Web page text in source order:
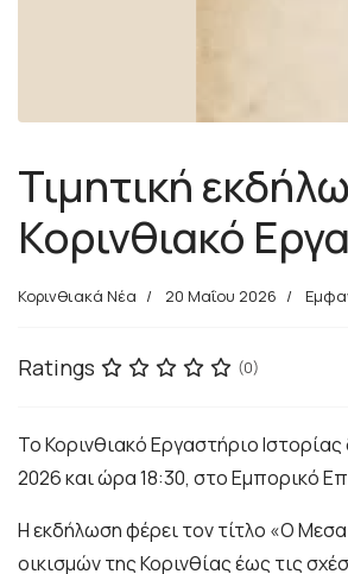
Τιμητική
Κορινθιακό
Κορινθιακά Νέα 20 Μαΐου 2026
Ratings (0)
Το Κορινθιακό Εργαστήριο
2026 και ώρα 18:30, στο Εμπορικό
Η εκδήλωση φέρει τον τίτλο «Ο
οικισμών της Κορινθίας έως τις